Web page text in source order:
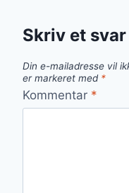
Skriv et svar
Din e-mailadresse vil
er markeret med *
Kommentar *